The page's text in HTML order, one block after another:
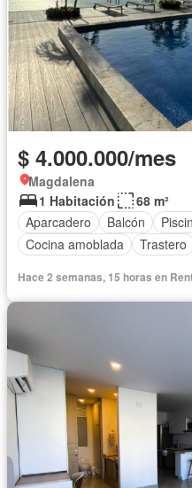
$ 4.000.000/mes
Magdalena
1 Habitación
68 m²
Aparcadero
Balcón
Cocina amoblada
Trastero
Hace 2 semanas, 15 horas en